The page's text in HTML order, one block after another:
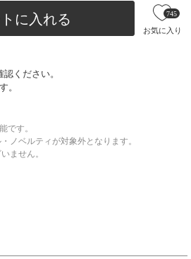
に入れる
お気に入り
745
認ください。
。
です。
ノベルティが対象外となります。
ません。